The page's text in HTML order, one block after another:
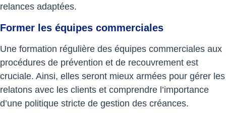
relances adaptées.
Former les équipes commerciales
Une formation régulière des équipes commerciales aux
procédures de prévention et de recouvrement est
cruciale. Ainsi, elles seront mieux armées pour gérer les
relatons avec les clients et comprendre l’importance
d’une politique stricte de gestion des créances.